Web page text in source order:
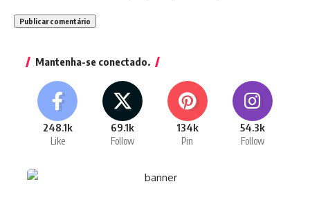
Mantenha-se conectado.
248.1k
Like
69.1k
Follow
134k
Pin
54.3k
Follow